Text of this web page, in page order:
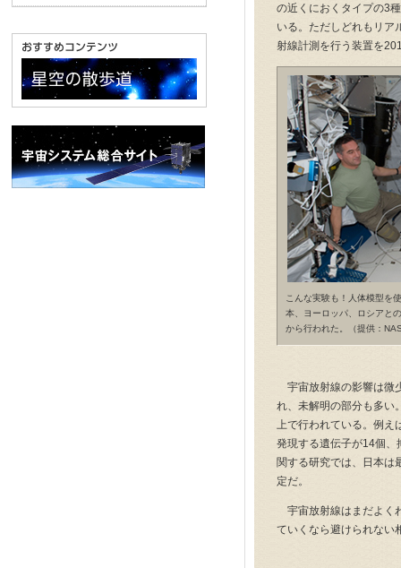
の近くにおくタイプの3
いる。ただしどれもリア
射線計測を行う装置を
こんな実験も！人体模型を
本、ヨーロッパ、ロシアと
から行われた。（提供：
宇宙放射線の影響は微
れ、未解明の部分も多い
上で行われている。例え
発現する遺伝子が14個、
関する研究では、日本は
定だ。
宇宙放射線はまだよく
ていくなら避けられない